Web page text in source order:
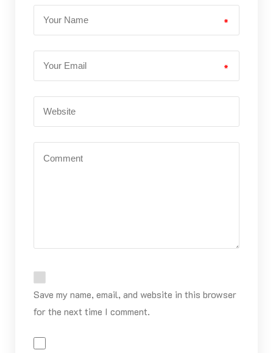
*
*
Save my name, email, and website in this browser
for the next time I comment.